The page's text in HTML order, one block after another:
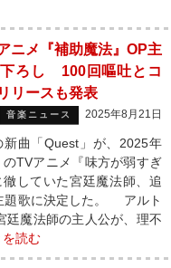
ニメ『補助魔法』OP主
ろし 100回嘔吐とコ
リースも発表
音楽ニュース 2025年8月21日
曲「Quest」が、2025年
TVアニメ『味方が弱すぎ
していた宮廷魔法師、追
題歌に決定した。 アルト
廷魔法師の主人公が、理不
を読む